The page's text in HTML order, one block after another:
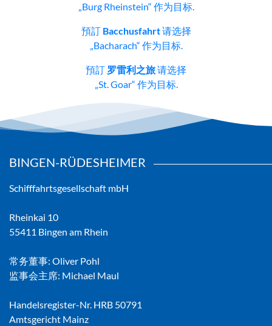
„Burg Rheinstein“ 作为目标.
預訂 Bacchusfahrt请选择
„Bacharach“ 作为目标.
預訂 罗雷利之旅请选择
„St. Goar“ 作为目标.
BINGEN-RÜDESHEIMER
Schifffahrtsgesellschaft mbH
Rheinkai 10
55411 Bingen am Rhein
常务董事: Oliver Pohl
监事会主席: Michael Maul
Handelsregister-Nr. HRB 50791
Amtsgericht Mainz